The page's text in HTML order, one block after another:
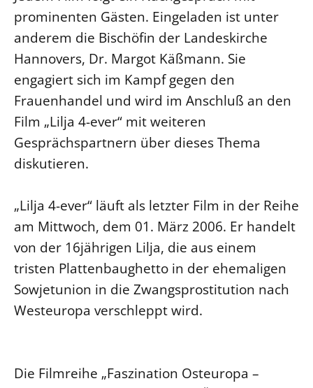
prominenten Gästen. Eingeladen ist unter
anderem die Bischöfin der Landeskirche
Hannovers, Dr. Margot Käßmann. Sie
engagiert sich im Kampf gegen den
Frauenhandel und wird im Anschluß an den
Film „Lilja 4-ever“ mit weiteren
Gesprächspartnern über dieses Thema
diskutieren.
„Lilja 4-ever“ läuft als letzter Film in der Reihe
am Mittwoch, dem 01. März 2006. Er handelt
von der 16jährigen Lilja, die aus einem
tristen Plattenbaughetto in der ehemaligen
Sowjetunion in die Zwangsprostitution nach
Westeuropa verschleppt wird.
Die Filmreihe „Faszination Osteuropa –
Kirchliche Verwaltung
Klimaschutzgesetz
Kunstreferat
NKVK
Öffentlichkeitsarbeit
Personalausschuss
Projektmanagement
Recht